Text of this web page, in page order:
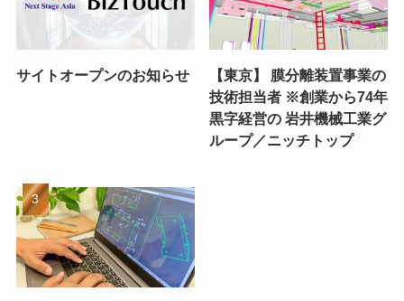
サイトオープンのお知らせ
【東京】 膜分離装置事業の
技術担当者 ※創業から74年
黒字経営の 岩井機械工業グ
ループ／ニッチトップ